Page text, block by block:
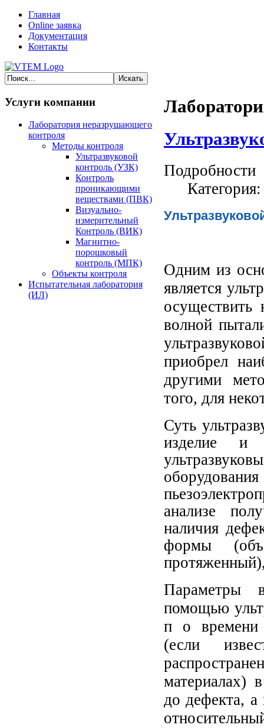
Главная
Online заявка
Документация
Контакты
Услуги компании
Лаборатория неразрушающего
контроля
Методы контроля
Ультразвуковой
контроль (УЗК)
Контроль
проникающими
веществами (ПВК)
Визуально-
измерительный
Контроль (ВИК)
Магнитно-
порошковый
контроль (МПК)
Объекты контроля
Испытательная лаборатория
(ИЛ)
Подробности
Одним из
является
осуществить
волной
приобрел
другими
того, для
Суть
изделие и
анализе
наличия
формы
Параметры
помощью
п о времени
(если
материалах)
до дефекта, а